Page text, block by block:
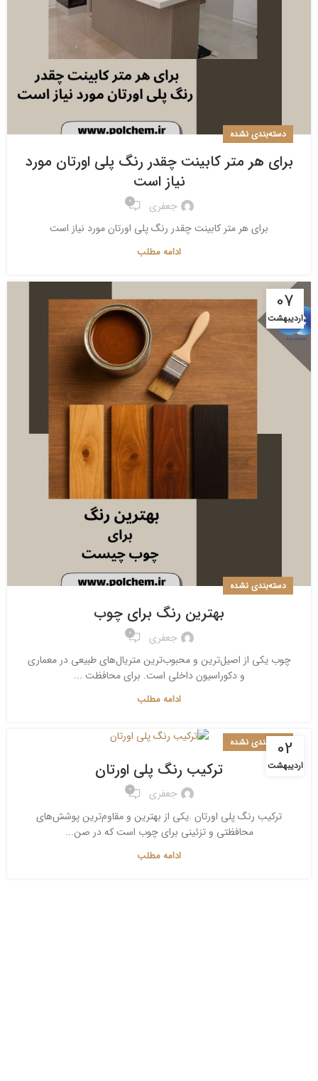
دسته‌بندی نشده
برای هر متر کابینت چقدر رنگ پلی اورتان مورد
نیاز است
جعفری 0
برای هر متر کابینت چقدر رنگ پلی اورتان مورد نیاز است
ادامه مطلب
07
اردیبهشت
دسته‌بندی نشده
بهترین رنگ برای چوب
جعفری 0
چوب یکی از اصیل‌ترین و محبوب‌ترین متریال‌های طبیعی در معماری
و دکوراسیون داخلی است. برای محافظت ...
ادامه مطلب
02
اردیبهشت
دسته‌بندی نشده
ترکیب رنگ پلی اورتان
جعفری 0
ترکیب رنگ پلی اورتان .یکی از بهترین و مقاوم‌ترین پوشش‌های
محافظتی و تزئینی برای چوب است که در صن...
ادامه مطلب